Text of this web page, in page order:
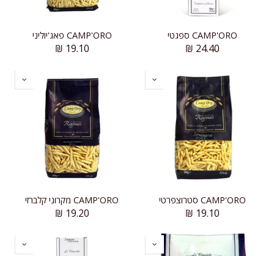
CAMP'ORO ספגטי
24.40
₪
CAMP'ORO פאג'יוליני
19.10
₪
CAMP'ORO סטרוצפרטי
19.10
₪
CAMP'ORO מקרוני קלברזי
19.20
₪